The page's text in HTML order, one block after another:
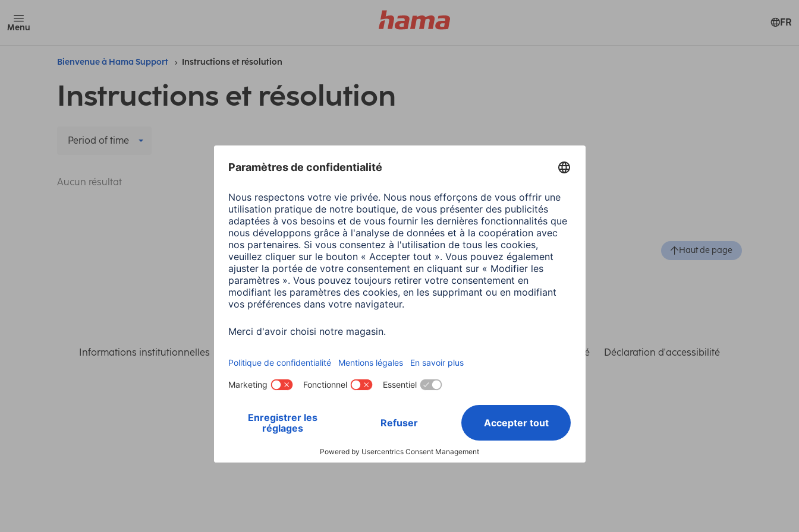
Menu FR
Bienvenue à Hama Support Instructions et résolution
Instructions et résolution
Period of time
Aucun résultat
Haut de page
Choisissez un pays
Informations institutionnelles Déclarations de conformité
Déclaration d'accessibilité
Rappels récents